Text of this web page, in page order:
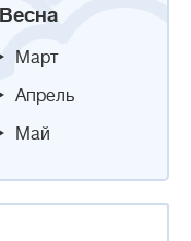
Весна
Март
Апрель
Май